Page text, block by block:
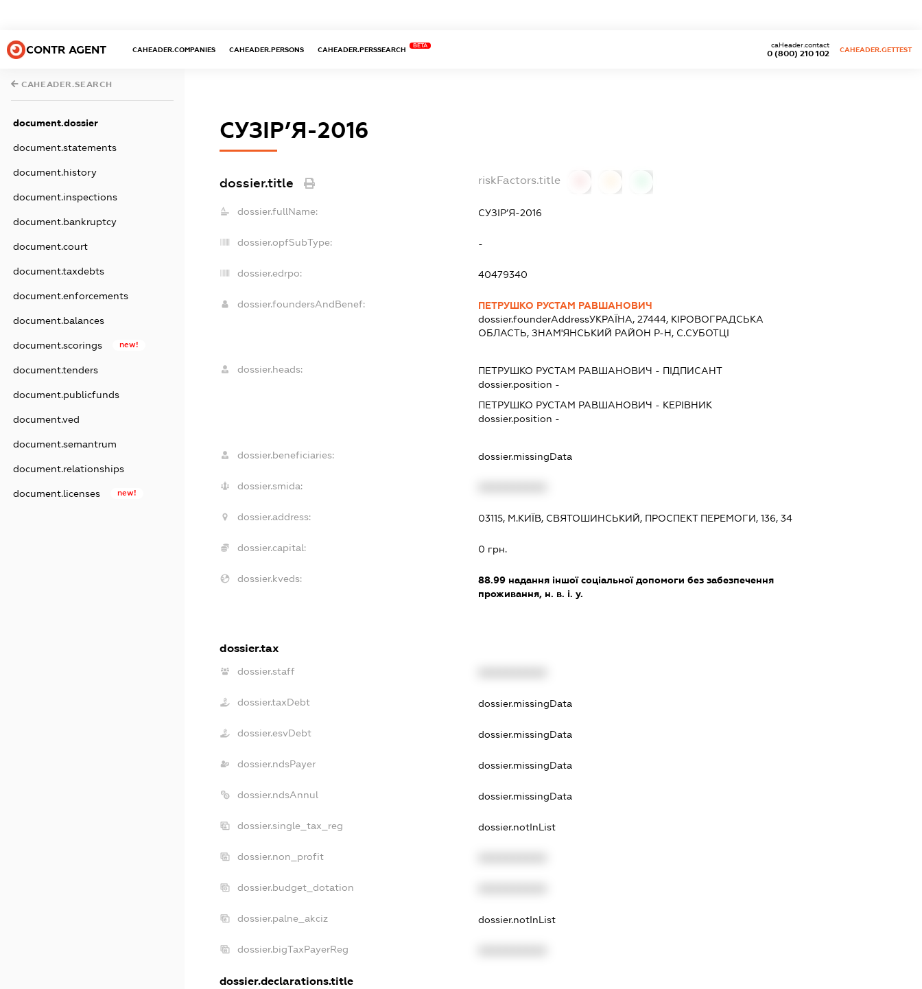
CONTR AGENT CAHEADER.COMPANIES CAHEADER.PERSONS CAHEADER.PERSSEARCH
BETA
0 (800) 210 102
caHeader.contact
CAHEADER.GETTEST
CAHEADER.SEARCH
document.dossier
document.statements
document.history
document.inspections
document.bankruptcy
document.court
document.taxdebts
document.enforcements
document.balances
document.scorings new!
document.tenders
document.publicfunds
document.ved
document.semantrum
document.relationships
document.licenses new!
СУЗІР’Я-2016
dossier.title riskFactors.title
dossier.fullName: СУЗІР’Я-2016
dossier.opfSubType: -
dossier.edrpo: 40479340
dossier.foundersAndBenef:
ПЕТРУШКО РУСТАМ РАВШАНОВИЧ
dossier.founderAddressУКРАЇНА, 27444, КIРОВОГРАДСЬКА
ОБЛАСТЬ, ЗНАМ'ЯНСЬКИЙ РАЙОН Р-Н, С.СУБОТЦІ
dossier.heads: ПЕТРУШКО РУСТАМ РАВШАНОВИЧ - ПІДПИСАНТ
dossier.position -
ПЕТРУШКО РУСТАМ РАВШАНОВИЧ - КЕРІВНИК
dossier.position -
dossier.beneficiaries: dossier.missingData
dossier.smida:
dossier.address: 03115, М.КИЇВ, СВЯТОШИНСЬКИЙ, ПРОСПЕКТ ПЕРЕМОГИ, 136, 34
dossier.capital: 0 грн.
dossier.kveds: 88.99 надання іншої соціальної допомоги без забезпечення
проживання, н. в. і. у.
dossier.tax
dossier.staff
dossier.taxDebt dossier.missingData
dossier.esvDebt dossier.missingData
dossier.ndsPayer dossier.missingData
dossier.ndsAnnul dossier.missingData
dossier.single_tax_reg dossier.notInList
dossier.non_profit
dossier.budget_dotation
dossier.palne_akciz dossier.notInList
dossier.bigTaxPayerReg
dossier.declarations.title